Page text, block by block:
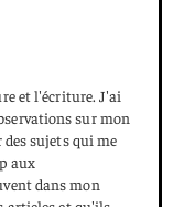
et l'écriture. J'ai
sur mon
sujets qui me
aux
dans mon